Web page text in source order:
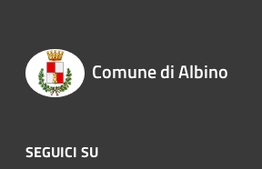
Comune di Albino
SEGUICI SU